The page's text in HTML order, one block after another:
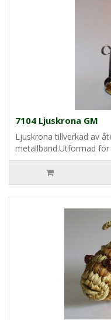
7104 Ljuskrona GM
Ljuskrona tillverkad av
metallband.Utformad